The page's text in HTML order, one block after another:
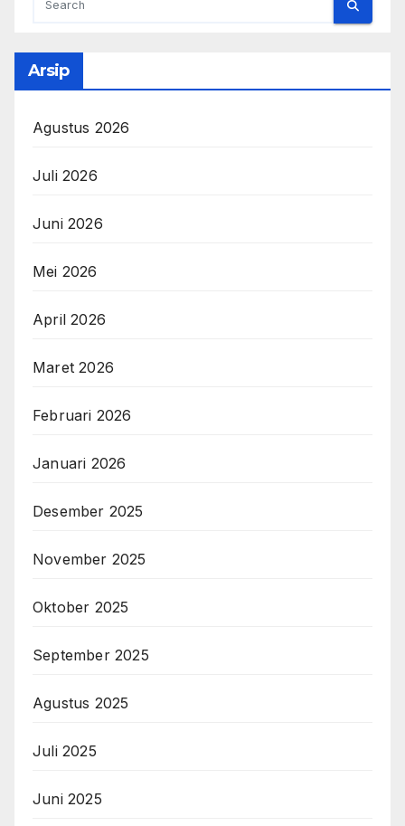
Arsip
Agustus 2026
Juli 2026
Juni 2026
Mei 2026
April 2026
Maret 2026
Februari 2026
Januari 2026
Desember 2025
November 2025
Oktober 2025
September 2025
Agustus 2025
Juli 2025
Juni 2025